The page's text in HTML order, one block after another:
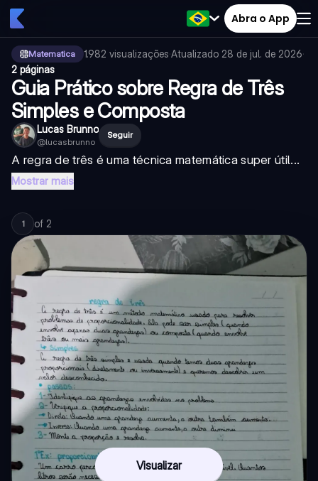
Abra o App
Matematica 1.982 visualizações·Atualizado 28 de jul. de 2026·
2 páginas
Guia Prático sobre Regra de Três
Simples e Composta
Lucas Brunno
@lucasbrunno
Seguir
A regra de três é uma técnica matemática super útil...
Mostrar mais
1 of 2
Visualizar